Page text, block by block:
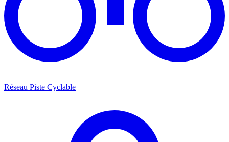
Réseau Piste Cyclable